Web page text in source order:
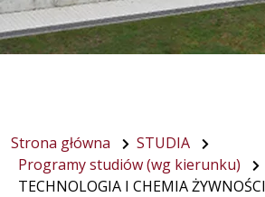
Strona główna
STUDIA
Programy studiów (wg kierunku)
TECHNOLOGIA I CHEMIA ŻYWNOŚCI